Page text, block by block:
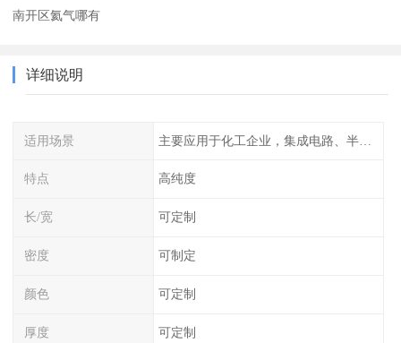
南开区氦气哪有
详细说明
适用场景 主要应用于化工企业，集成电路、半导体、光伏电池
特点 高纯度
长/宽 可定制
密度 可制定
颜色 可定制
厚度 可定制